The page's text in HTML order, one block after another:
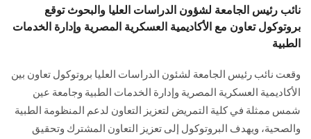
الموظفون
سجل الان
نائب رئيس الجامعة لشؤون الدراسات العليا والبحوث توقع
بروتوكول تعاون مع الأكاديمية العسكرية المصرية وإدارة الخدمات
الطبية
وقعت نائب رئيس الجامعة لشئون الدراسات العليا بروتوكول تعاون بين
الأكاديمية العسكرية المصرية وإدارة الخدمات الطبية وجامعة عين
شمس ممثلة في كلية التمريض لتعزيز التعاون لدعم المنظومة الطبية
والصحية، ويهدف البروتوكول إلى تعزيز التعاون المشترك وتحقيق